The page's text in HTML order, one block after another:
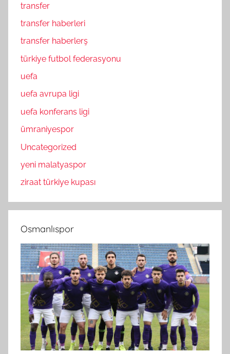
transfer
transfer haberleri
transfer haberlerş
türkiye futbol federasyonu
uefa
uefa avrupa ligi
uefa konferans ligi
ümraniyespor
Uncategorized
yeni malatyaspor
ziraat türkiye kupası
Osmanlıspor